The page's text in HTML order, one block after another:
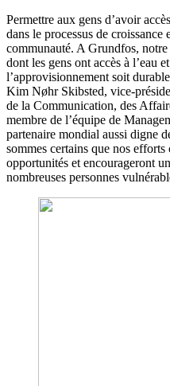
Permettre aux gens d’avoir
dans le processus de
communauté. A Grundfos,
dont les gens ont accès à l’eau
l’approvisionnement soit
Kim Nøhr Skibsted, vice-
de la Communication, des
membre de l’équipe de
partenaire mondial aussi digne
sommes certains que nos
opportunités et encourageront
nombreuses personnes